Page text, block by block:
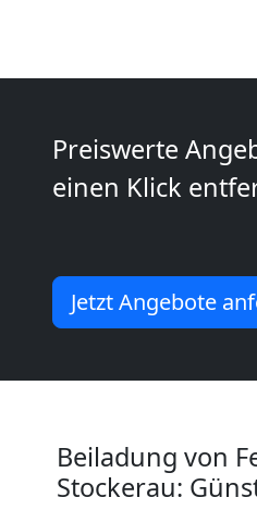
Preiswerte
einen Klick
Jetzt Angebote
Beiladung von
Stockerau:
Umzug
LKW